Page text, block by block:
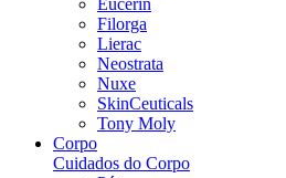
Eucerin
Filorga
Lierac
Neostrata
Nuxe
SkinCeuticals
Tony Moly
Corpo
Cuidados do Corpo